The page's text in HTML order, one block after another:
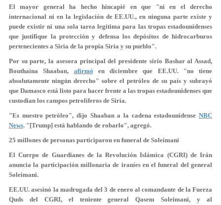
El mayor general ha hecho hincapié en que "ni en el derecho
internacional ni en la legislación de EE.UU., en ninguna parte existe y
puede existir ni una sola tarea legítima para las tropas estadounidenses
que justifique la protección y defensa losdepósitos de hidrocarburos
pertenecientes a Siria de la propia Siria y su pueblo".
Por su parte, la asesora principal del presidente sirio Bashar al Assad,
Bouthaina Shaaban, afirmó en diciembre que EE.UU. "no tiene
absolutamente ningún derecho" sobre el petróleo de su país y subrayó
que Damasco está listo para hacer frente a las tropas estadounidenses que
custodian los campos petrolíferos de Siria.
"Es nuestro petróleo", dijo Shaaban a la cadena estadounidense NBC
News. "[Trump] está hablando de robarlo", agregó.
25 millones de personas participaron en funeral de Soleimani
El Cuerpo de Guardianes de la Revolución Islámica (CGRI) de Irán
anuncia la participación millonaria de iraníes en el funeral del general
Soleimani.
EE.UU. asesinó la madrugada del 3 de enero al comandante de la Fuerza
Quds del CGRI, el teniente general Qasem Soleimani, y al